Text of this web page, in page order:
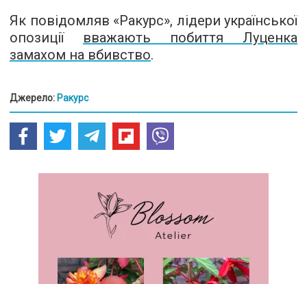
Як повідомляв «Ракурс», лідери української
опозиції вважають побиття Луценка
замахом на вбивство.
Джерело: Ракурс